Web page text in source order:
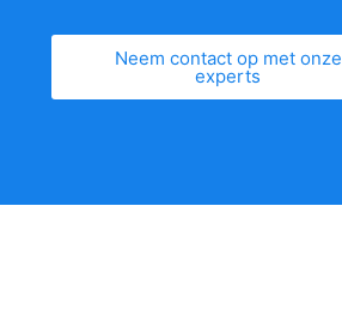
Neem contact op met onze
experts